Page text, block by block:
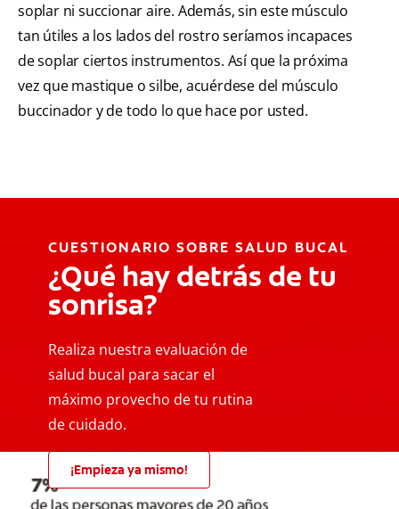
soplar ni succionar aire. Además, sin este músculo
tan útiles a los lados del rostro seríamos incapaces
de soplar ciertos instrumentos. Así que la próxima
vez que mastique o silbe, acuérdese del músculo
buccinador y de todo lo que hace por usted.
CUESTIONARIO SOBRE SALUD BUCAL
¿Qué hay detrás de tu
sonrisa?
Realiza nuestra evaluación de
salud bucal para sacar el
máximo provecho de tu rutina
de cuidado.
¡Empieza ya mismo!